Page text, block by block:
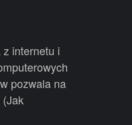
internetu i
pozwala na
(Jak